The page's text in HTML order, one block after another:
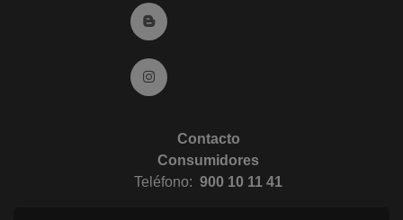
Ir al Blog (abre en ventana nueva)
Ir a Instagram (abre en ventana nueva)
Contacto
Consumidores
Teléfono: 900 10 11 41